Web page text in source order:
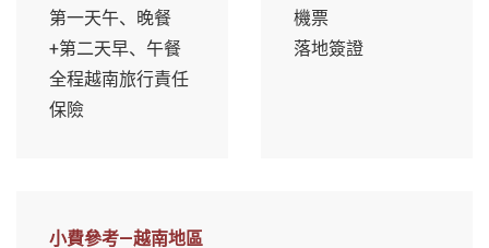
第一天午、晚餐
+第二天早、午餐
全程越南旅行責任
保險
機票
落地簽證
小費參考—越南地區